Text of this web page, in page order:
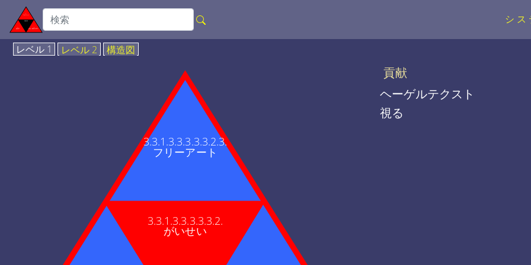
シス
レベル 1 レベル 2 構造図
3.3.1.3.3.3.3.3.2.
がいせい
3.3.1.3.3.3.3.3.2.3.
フリーアート
貢献
ヘーゲルテクスト
視る